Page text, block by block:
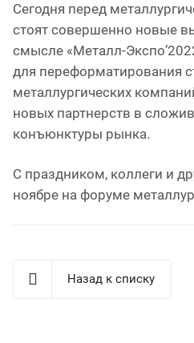
Сегодня перед
стоят совершенно новые
смысле «Металл-
для переформатирования
металлургических
новых партнерств в
конъюнктуры рынка.
С праздником, коллеги и
ноябре на форуме
Назад к списку